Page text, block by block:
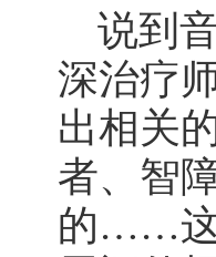
说到
深治疗
出相关
者、智
的……这